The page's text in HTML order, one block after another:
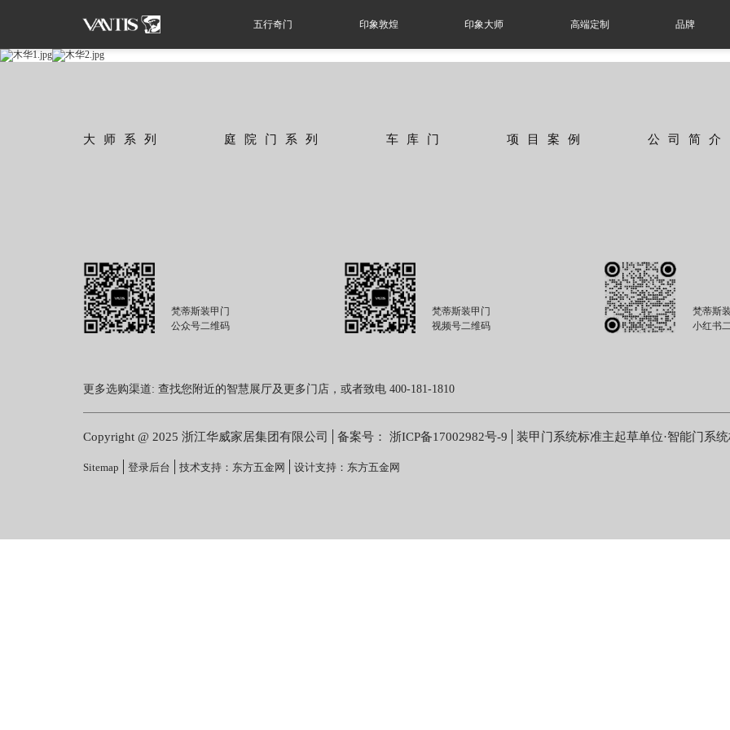
五行奇门 印象敦煌 印象大师 高端定制 品牌
大师系列 庭院门系列 车库门 项目案例 公司简介
梵蒂斯装甲门
公众号二维码
梵蒂斯装甲门
视频号二维码
梵蒂斯
小红书
更多选购渠道: 查找您附近的智慧展厅及更多门店，或者致电 400-181-1810
Copyright @ 2025 浙江华威家居集团有限公司 备案号： 浙ICP备17002982号-9 装甲门系统标准主起草单位·智能门系
Sitemap 登录后台 技术支持：东方五金网 设计支持：东方五金网